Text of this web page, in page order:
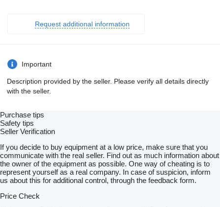
Request additional information
Important
Description provided by the seller. Please verify all details directly
with the seller.
Purchase tips
Safety tips
Seller Verification
If you decide to buy equipment at a low price, make sure that you
communicate with the real seller. Find out as much information about
the owner of the equipment as possible. One way of cheating is to
represent yourself as a real company. In case of suspicion, inform
us about this for additional control, through the feedback form.
Price Check